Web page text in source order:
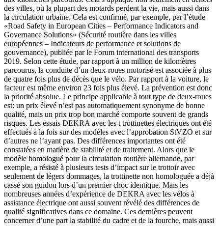
des villes, où la plupart des motards perdent la vie, mais aussi dans
la circulation urbaine. Cela est confirmé, par exemple, par l’étude
«Road Safety in European Cities – Performance Indicators and
Governance Solutions» (Sécurité routière dans les villes
européennes – Indicateurs de performance et solutions de
gouvernance), publiée par le Forum international des transports
2019. Selon cette étude, par rapport à un million de kilomètres
parcourus, la conduite d’un deux-roues motorisé est associée à plus
de quatre fois plus de décès que le vélo. Par rapport à la voiture, le
facteur est même environ 23 fois plus élevé. La prévention est donc
la priorité absolue. Le principe applicable à tout type de deux-roues
est: un prix élevé n’est pas automatiquement synonyme de bonne
qualité, mais un prix trop bon marché comporte souvent de grands
risques. Les essais DEKRA avec les t trottinettes électriques ont été
effectués à la fois sur des modèles avec l’approbation StVZO et sur
d’autres ne l’ayant pas. Des différences importantes ont été
constatées en matière de stabilité et de traitement. Alors que le
modèle homologué pour la circulation routière allemande, par
exemple, a résisté à plusieurs tests d’impact sur le trottoir avec
seulement de légers dommages, la trottinette non homologuée a déjà
cassé son guidon lors d’un premier choc identique. Mais les
nombreuses années d’expérience de DEKRA avec les vélos à
assistance électrique ont aussi souvent révélé des différences de
qualité significatives dans ce domaine. Ces dernières peuvent
concerner d’une part la stabilité du cadre et de la fourche, mais aussi